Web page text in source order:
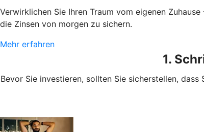
Verwirklichen Sie Ihren Traum vom eigenen
die Zinsen von morgen zu sichern.
Mehr erfahren
1.
Bevor Sie investieren, sollten Sie sicherstellen, dass